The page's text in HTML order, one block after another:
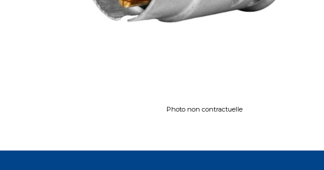
Photo non contractuelle